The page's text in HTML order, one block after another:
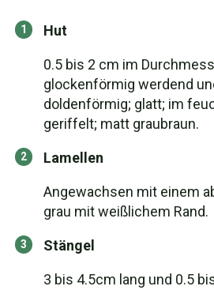
Hut
0.5 bis 2 cm im
glockenförmig werdend
doldenförmig; glatt; im
geriffelt; matt graubraun.
Lamellen
Angewachsen mit einem
grau mit weißlichem Rand.
Stängel
3 bis 4.5cm lang und 0.5